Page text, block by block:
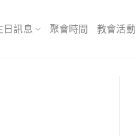
日訊息 聚會時間 教會活動